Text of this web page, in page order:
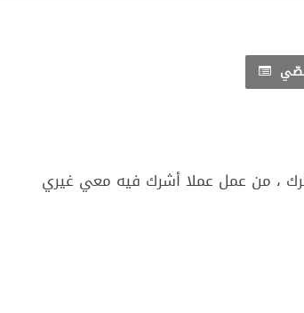
، من عمل عملا أشرك فيه معي غيري